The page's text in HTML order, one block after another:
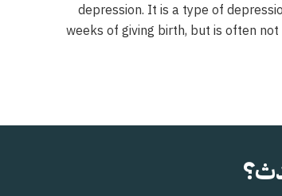
depression. It is a type of
weeks of giving birth, but is often